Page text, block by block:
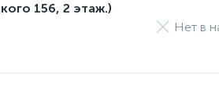
156, 2 этаж.)
Нет в